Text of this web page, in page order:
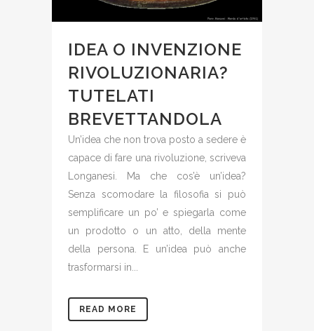
IDEA O INVENZIONE
RIVOLUZIONARIA?
TUTELATI
BREVETTANDOLA
Un’idea che non trova posto a sedere è
capace di fare una rivoluzione, scriveva
Longanesi. Ma che cos’è un’idea?
Senza scomodare la filosofia si può
semplificare un po’ e spiegarla come
un prodotto o un atto, della mente
della persona. E un’idea può anche
trasformarsi in...
READ MORE